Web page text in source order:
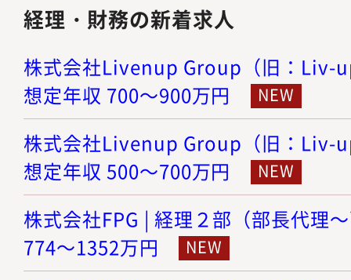
経理・財務の新着求人
株式会社Livenup Group（旧：Liv-
想定年収 700～900万円
株式会社Livenup Group（旧：Liv-
想定年収 500～700万円
株式会社FPG | 経理２部（部長代理
774～1352万円